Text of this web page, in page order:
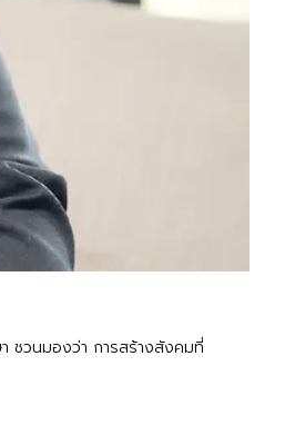
ชวนมองว่า การสร้างสังคมที่